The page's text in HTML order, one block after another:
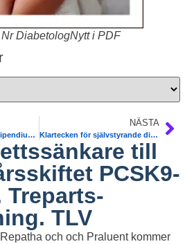
DiabetologNytt i PDF
350 000 SEK forskar-stipendium till Ulla Hellstrand, Göteborg. D-Foot
NÄSTA
Klartecken för självstyrande diabetespump. TLV. NT-råd. SKL.
till
PCSK9-
Treparts-
TLV
och och Praluent kommer